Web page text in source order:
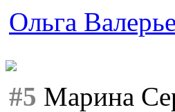
Ольга
#5 Марина